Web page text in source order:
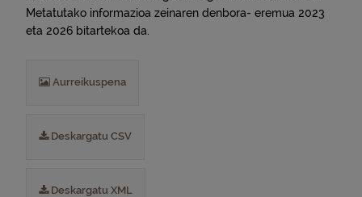
Metatutako informazioa zeinaren denbora- eremua 2023
eta 2026 bitartekoa da.
Aurreikuspena
Deskargatu CSV
Deskargatu XML